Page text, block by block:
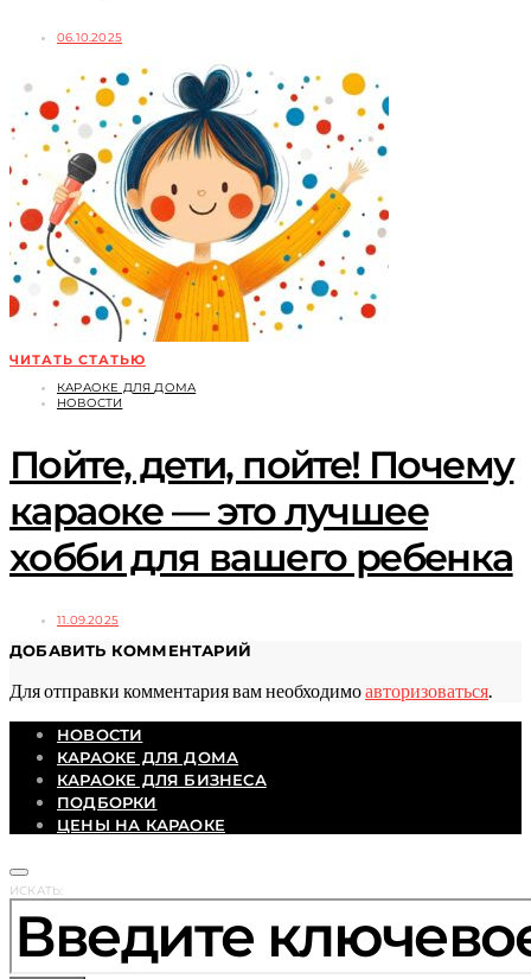
06.10.2025
ЧИТАТЬ СТАТЬЮ
КАРАОКЕ ДЛЯ ДОМА
НОВОСТИ
Пойте, дети, пойте! Почему
караоке — это лучшее
хобби для вашего ребенка
11.09.2025
ДОБАВИТЬ КОММЕНТАРИЙ
Для отправки комментария вам необходимоавторизоваться
НОВОСТИ
КАРАОКЕ ДЛЯ ДОМА
КАРАОКЕ ДЛЯ БИЗНЕСА
ПОДБОРКИ
ЦЕНЫ НА КАРАОКЕ
ИСКАТЬ: